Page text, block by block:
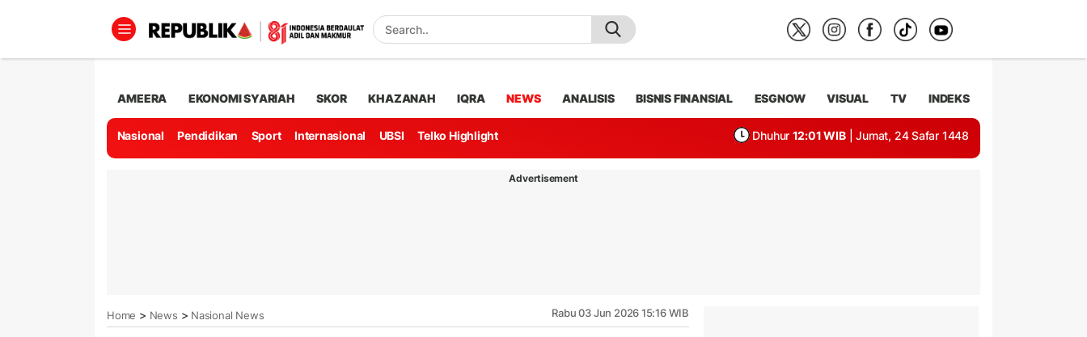
AMEERA EKONOMI SYARIAH SKOR KHAZANAH IQRA NEWS ANALISIS BISNIS FINANSIAL ESGNOW VISUAL TV INDEKS
Nasional Pendidikan Sport Internasional UBSI Telko Highlight Dhuhur 12:01 WIB | Jumat, 24 Safar 1448
Advertisement
Home > News > Nasional News Rabu 03 Jun 2026 15:16 WIB